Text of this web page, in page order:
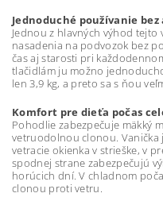
Jednoduché používanie
Jednou z hlavných výhod
nasadenia na podvozok bez
čas aj starosti pri
tlačidlám ju možno
len 3,9 kg, a preto sa s ňou
Komfort pre dieťa počas
Pohodlie zabezpečuje mäkký
vetruodolnou clonou. Vanička
vetracie okienka v strieške, v
spodnej strane zabezpečujú
horúcich dní. V chladnom
clonou proti vetru.